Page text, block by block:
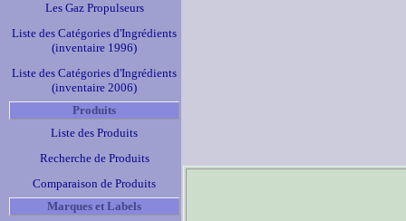
Les Gaz Propulseurs
Liste des Catégories d'Ingrédients
(inventaire 1996)
Liste des Catégories d'Ingrédients
(inventaire 2006)
Produits
Liste des Produits
Recherche de Produits
Comparaison de Produits
Marques et Labels